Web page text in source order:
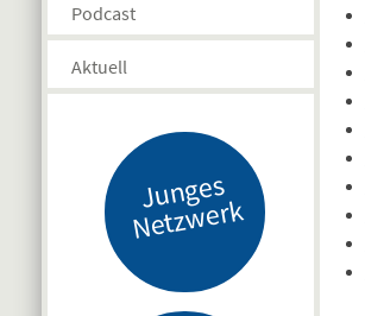
Podcast
Aktuell
J
u
n
g
es
N
etz
w
er
k